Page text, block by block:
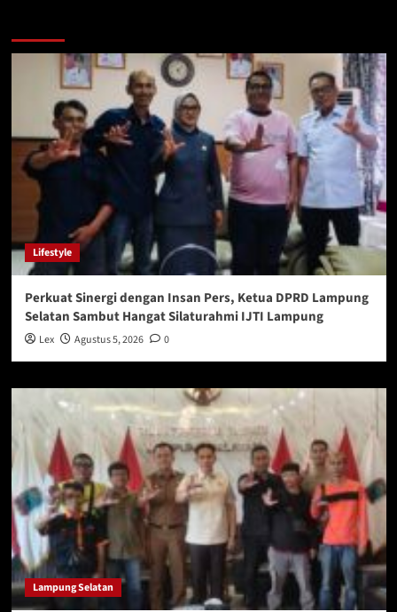
Lifestyle
Perkuat Sinergi dengan Insan Pers, Ketua DPRD Lampung
Selatan Sambut Hangat Silaturahmi IJTI Lampung
Lex Agustus 5, 2026 0
Lampung Selatan